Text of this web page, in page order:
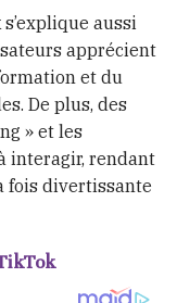
aussi
apprécient
et du
De plus, des
» et les
interagir, rendant
fois divertissante